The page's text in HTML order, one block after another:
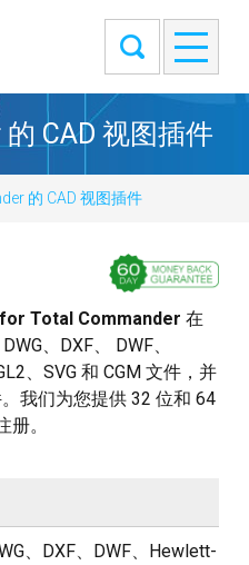
CAD 视图插件
的 CAD 视图插件
Total Commander 在
、DXF、 DWF、
、SVG 和 CGM 文件，并
我们为您提供 32 位和 64
。
、DXF、DWF、Hewlett-